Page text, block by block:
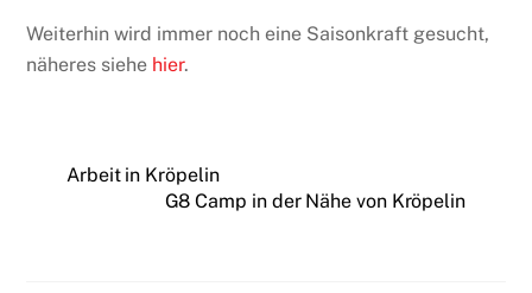
Weiterhin wird immer noch eine Saisonkraft gesucht,
näheres siehe hier.
Arbeit in Kröpelin
G8 Camp in der Nähe von Kröpelin